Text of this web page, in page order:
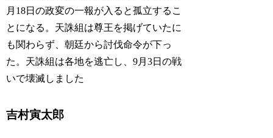
月18日の政変の一報が入ると孤立するこ
とになる。天誅組は尊王を掲げていたに
も関わらず、朝廷から討伐命令が下っ
た。天誅組は各地を逃亡し、9月3日の戦
いで壊滅しました
吉村寅太郎